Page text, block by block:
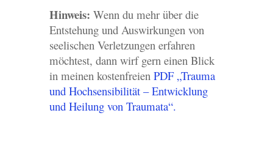
Hinweis: Wenn du mehr über die
Entstehung und Auswirkungen von
seelischen Verletzungen erfahren
möchtest, dann wirf gern einen Blick
in meinen kostenfreien PDF „Trauma
und Hochsensibilität – Entwicklung
und Heilung von Traumata“.